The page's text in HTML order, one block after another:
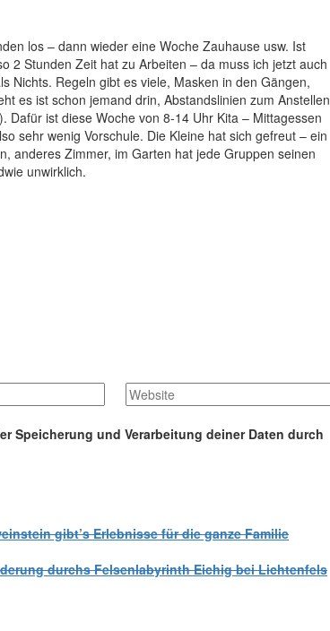
los – dann wieder eine Woche Zauhause usw. Ist
2 Stunden Zeit hat zu Arbeiten – da muss ich jetzt auch
Nichts. Regeln gibt es viele, Masken in den Gängen,
es ist schon jemand drin, Abstandslinien zum Anstellen
Dafür ist diese Woche von 8-14 Uhr Kita – Mittagessen
sehr wenig Vorschule. Die Kleine hat sich gefreut – ein
anderes Zimmer, im Garten hat jede Gruppen seinen
unwirklich.
Speicherung und Verarbeitung deiner Daten durch
gibt’s Erlebnisse für die ganze Familie
durchs Felsenlabyrinth Eichig bei Lichtenfels